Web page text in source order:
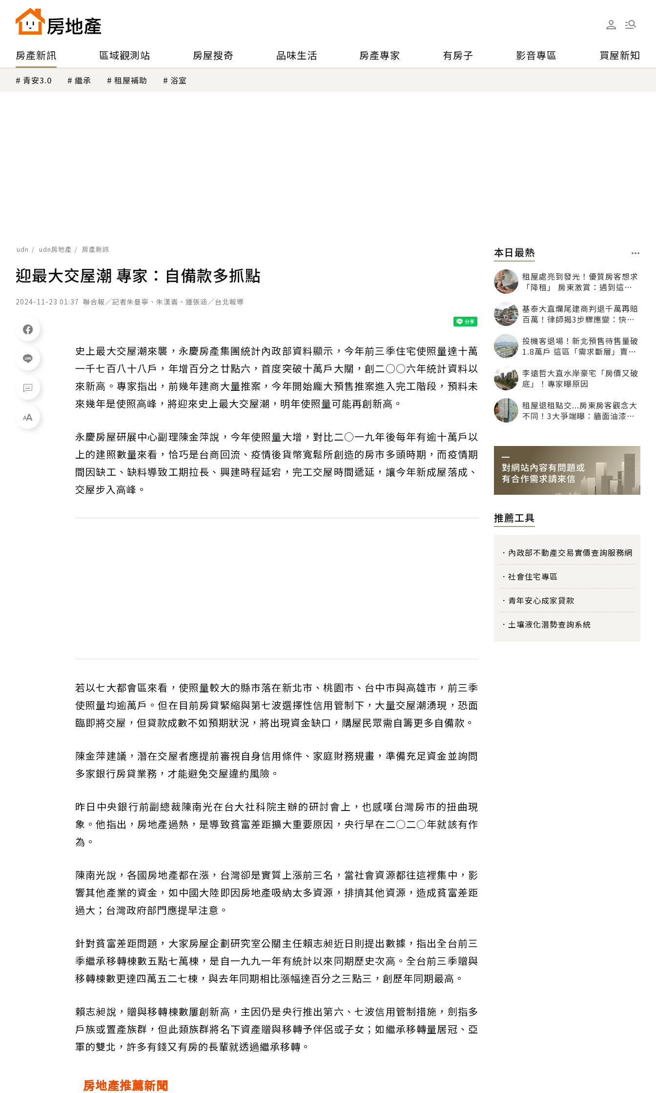
房產新訊 區域觀測站 房屋搜奇 品味生活 房產專家 有房子 影音專區 買屋新知
青安3.0 繼承 租屋補助 浴室
udn udn房地產 房產新訊
迎最大交屋潮 專家：自備款多抓點
2024-11-23 01:37 聯合報／記者朱曼寧、朱漢崙、鍾張涵／台北報導
史上最大交屋潮來襲，永慶房產集團統計內政部資料顯示，今年前三季住宅使照量達十萬
一千七百八十八戶，年增百分之廿點六，首度突破十萬戶大關，創二○○六年統計資料以
來新高。專家指出，前幾年建商大量推案，今年開始龐大預售推案進入完工階段，預料未
來幾年是使照高峰，將迎來史上最大交屋潮，明年使照量可能再創新高。
永慶房屋研展中心副理陳金萍說，今年使照量大增，對比二○一九年後每年有逾十萬戶以
上的建照數量來看，恰巧是台商回流、疫情後貨幣寬鬆所創造的房市多頭時期，而疫情期
間因缺工、缺料導致工期拉長、興建時程延宕，完工交屋時間遞延，讓今年新成屋落成、
交屋步入高峰。
若以七大都會區來看，使照量較大的縣市落在新北市、桃園市、台中市與高雄市，前三季
使照量均逾萬戶。但在目前房貸緊縮與第七波選擇性信用管制下，大量交屋潮湧現，恐面
臨即將交屋，但貸款成數不如預期狀況，將出現資金缺口，購屋民眾需自籌更多自備款。
陳金萍建議，潛在交屋者應提前審視自身信用條件、家庭財務規畫，準備充足資金並詢問
多家銀行房貸業務，才能避免交屋違約風險。
昨日中央銀行前副總裁陳南光在台大社科院主辦的研討會上，也感嘆台灣房市的扭曲現
象。他指出，房地產過熱，是導致貧富差距擴大重要原因，央行早在二○二○年就該有作
為。
陳南光說，各國房地產都在漲，台灣卻是實質上漲前三名，當社會資源都往這裡集中，影
響其他產業的資金，如中國大陸即因房地產吸納太多資源，排擠其他資源，造成貧富差距
過大；台灣政府部門應提早注意。
針對貧富差距問題，大家房屋企劃研究室公關主任賴志昶近日則提出數據，指出全台前三
季繼承移轉棟數五點七萬棟，是自一九九一年有統計以來同期歷史次高。全台前三季贈與
移轉棟數更達四萬五二七棟，與去年同期相比漲幅達百分之三點三，創歷年同期最高。
賴志昶說，贈與移轉棟數屢創新高，主因仍是央行推出第六、七波信用管制措施，劍指多
戶族或置產族群，但此類族群將名下資產贈與移轉予伴侶或子女；如繼承移轉量居冠、亞
軍的雙北，許多有錢又有房的長輩就透過繼承移轉。
房地產推薦新聞
本日最熱
租屋處亮到發光！優質房客想求
「降租」 房東激賞：遇到這種
基泰大直爛尾建商判退千萬再賠
百萬！律師揭3步驟應變：快通
投機客退場！新北預售待售量破
1.8萬戶 這區「需求斷層」賣壓
李遠哲大直水岸豪宅「房價又破
底」！專家曝原因
租屋退租點交...房東房客觀念大
不同！3大爭端曝：牆面油漆、
推薦工具
內政部不動產交易實價查詢服務網
社會住宅專區
青年安心成家貸款
土壤液化潛勢查詢系統